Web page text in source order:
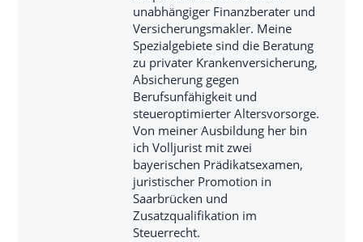
unabhängiger Finanzberater und
Versicherungsmakler. Meine
Spezialgebiete sind die Beratung
zu privater Krankenversicherung,
Absicherung gegen
Berufsunfähigkeit und
steueroptimierter Altersvorsorge.
Von meiner Ausbildung her bin
ich Volljurist mit zwei
bayerischen Prädikatsexamen,
juristischer Promotion in
Saarbrücken und
Zusatzqualifikation im
Steuerrecht.